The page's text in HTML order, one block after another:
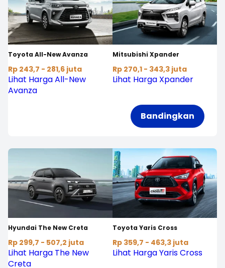
Toyota All-New Avanza
Rp 243,7 - 281,6 juta
Lihat Harga All-New
Avanza
Mitsubishi Xpander
Rp 270,1 - 343,3 juta
Lihat Harga Xpander
Bandingkan
Hyundai The New Creta
Rp 299,7 - 507,2 juta
Lihat Harga The New
Creta
Toyota Yaris Cross
Rp 359,7 - 463,3 juta
Lihat Harga Yaris Cross